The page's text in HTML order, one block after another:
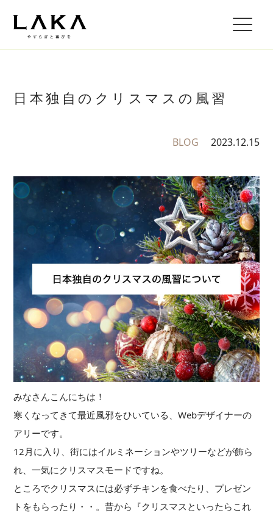
日本独自のクリスマスの風習
BLOG 2023.12.15
みなさんこんにちは！
寒くなってきて最近風邪をひいている、Webデザイナーの
アリーです。
12月に入り、街にはイルミネーションやツリーなどが飾ら
れ、一気にクリスマスモードですね。
ところでクリスマスには必ずチキンを食べたり、プレゼン
トをもらったり・・。昔から『クリスマスといったらこれ